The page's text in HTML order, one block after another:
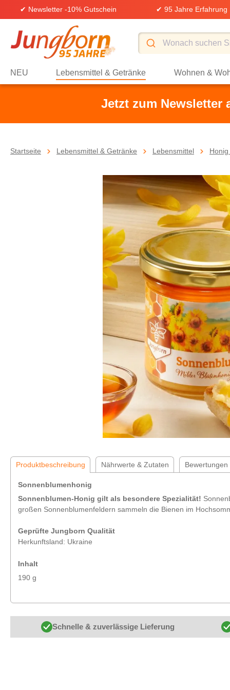
Zur Hauptnavigation springen
✔ Newsletter -10% Gutschein ✔ 95 Jahre Erfahrung
NEU Lebensmittel & Getränke Wohnen &
Jetzt zum Newsletter
Startseite Lebensmittel & Getränke Lebensmittel
Produktbeschreibung Nährwerte & Zutaten Bewertungen
Sonnenblumenhonig
Sonnenblumen-Honig gilt als besondere Spezialität!
großen Sonnenblumenfeldern sammeln die Bienen im
Geprüfte Jungborn Qualität
Herkunftsland: Ukraine
Inhalt
190 g
Schnelle & zuverlässige Lieferung